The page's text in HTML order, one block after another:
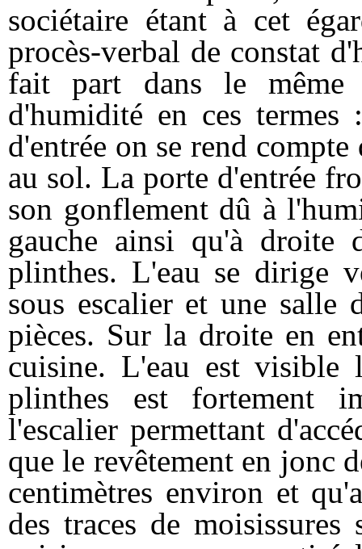
sociétaire étant à cet
procès-verbal de constat
fait part dans le même
d'humidité en ces
d'entrée on se rend
au sol. La porte d'entrée
son gonflement dû à
gauche ainsi qu'à
plinthes. L'eau se dirige
sous escalier et une salle
pièces. Sur la droite en
cuisine. L'eau est visible
plinthes est fortement
l'escalier permettant
que le revêtement en jonc
centimètres environ et
des traces de